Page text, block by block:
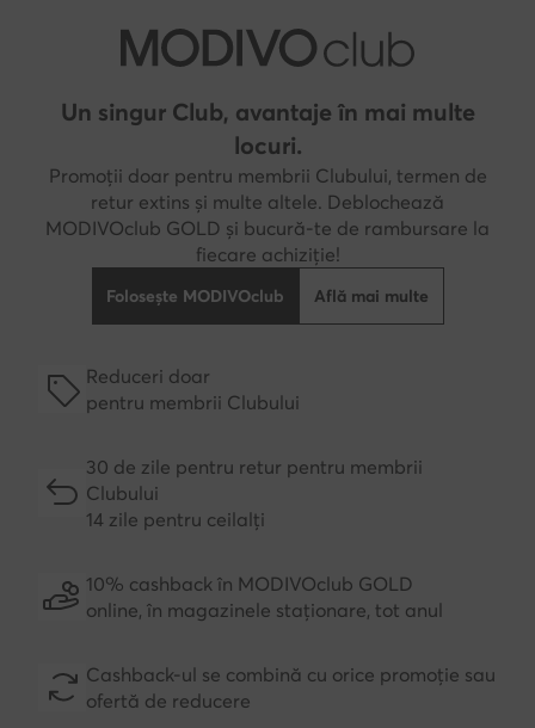
Un singur Club, avantaje în mai multe
locuri.
Promoții doar pentru membrii Clubului, termen de
retur extins și multe altele. Deblochează
MODIVOclub GOLD și bucură-te de rambursare la
fiecare achiziție!
Folosește MODIVOclub Află mai multe
Reduceri doar
pentru membrii Clubului
30 de zile pentru retur pentru membrii
Clubului
14 zile pentru ceilalți
10% cashback în MODIVOclub GOLD
online, în magazinele staționare, tot anul
Cashback-ul se combină cu orice promoție sau
ofertă de reducere